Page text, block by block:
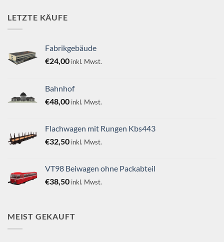
LETZTE KÄUFE
Fabrikgebäude
€24,00 inkl. Mwst.
Bahnhof
€48,00 inkl. Mwst.
Flachwagen mit Rungen Kbs443
€32,50 inkl. Mwst.
VT98 Beiwagen ohne Packabteil
€38,50 inkl. Mwst.
MEIST GEKAUFT